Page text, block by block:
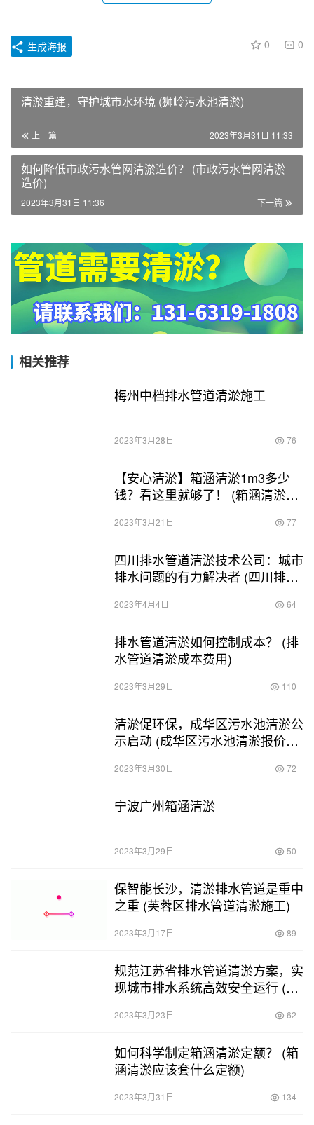
0 0
生成海报
清淤重建，守护城市水环境 (狮岭污水池清淤)
上一篇 2023年3月31日 11:33
如何降低市政污水管网清淤造价？ (市政污水管网清淤
造价)
下一篇
2023年3月31日 11:36
相关推荐
梅州中档排水管道清淤施工
2023年3月28日 76
【安心清淤】箱涵清淤1m3多少
钱？看这里就够了！ (箱涵清淤
2023年3月21日 77
四川排水管道清淤技术公司：城市
排水问题的有力解决者 (四川排水
2023年4月4日 64
排水管道清淤如何控制成本？ (排
水管道清淤成本费用)
2023年3月29日 110
清淤促环保，成华区污水池清淤公
示启动 (成华区污水池清淤报价公
2023年3月30日 72
宁波广州箱涵清淤
2023年3月29日 50
保智能长沙，清淤排水管道是重中
之重 (芙蓉区排水管道清淤施工)
2023年3月17日 89
规范江苏省排水管道清淤方案，实
现城市排水系统高效安全运行 (江
2023年3月23日 62
如何科学制定箱涵清淤定额？ (箱
涵清淤应该套什么定额)
2023年3月31日 134